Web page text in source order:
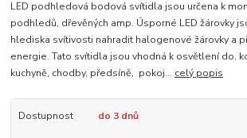
LED podhledová bodová svítidla jsou určena k
podhledů, dřevěných amp. Úsporné LED žárovky
hlediska svítivosti nahradit halogenové žárovky a
energie. Tato svítidla jsou vhodná k osvětlení do,
kuchyně, chodby, předsíně, pokoj... celý popis
Dostupnost do 3 dnů